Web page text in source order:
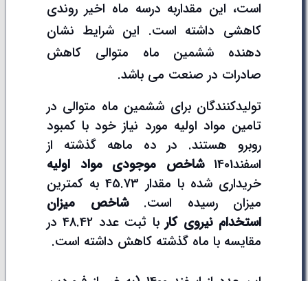
است، این مقداربه درسه ماه اخیر روندی
کاهشی داشته است. این شرایط نشان
دهنده ششمین ماه متوالی کاهش
صادرات در صنعت می باشد.
تولیدکنندگان برای ششمین ماه متوالی در
تامین مواد اولیه مورد نیاز خود با کمبود
روبرو هستند. در ده ماهه گذشته از
اسفند1401
شاخص موجودی مواد اولیه
خریداری شده با مقدار 45.73 به کمترین
میزان رسیده است.شاخص میزان
استخدام نیروی کار
با ثبت عدد 48.42 در
مقایسه با ماه گذشته کاهش داشته است.